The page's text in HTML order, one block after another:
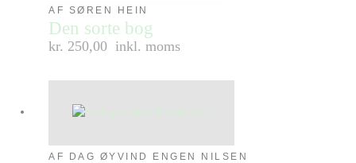
AF SØREN HEIN
Den sorte bog
kr. 250,00 inkl. moms
AF DAG ØYVIND ENGEN NILSEN